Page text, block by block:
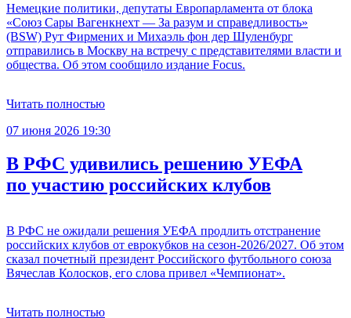
Немецкие политики, депутаты Европарламента от блока
«Союз Сары Вагенкнехт — За разум и справедливость»
(BSW) Рут Фирмених и Михаэль фон дер Шуленбург
отправились в Москву на встречу с представителями власти и
общества. Об этом сообщило издание Focus.
Читать полностью
07 июня 2026 19:30
В РФС удивились решению УЕФА
по участию российских клубов
В РФС не ожидали решения УЕФА продлить отстранение
российских клубов от еврокубков на сезон-2026/2027. Об этом
сказал почетный президент Российского футбольного союза
Вячеслав Колосков, его слова привел «Чемпионат».
Читать полностью